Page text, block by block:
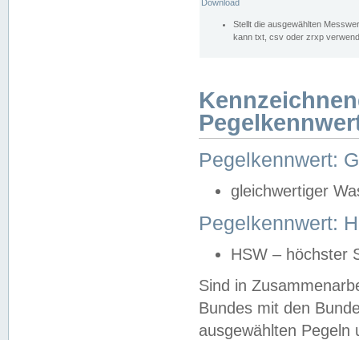
Download
Stellt die ausgewählten
kann txt, csv oder zrxp
Pegelkennwert:
gleichwertiger
Pegelkennwert:
HSW – höchster
Sind in
Bundes mit den
ausgewählten